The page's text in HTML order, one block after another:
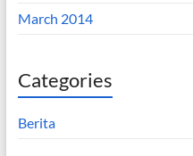
March 2014
Categories
Berita